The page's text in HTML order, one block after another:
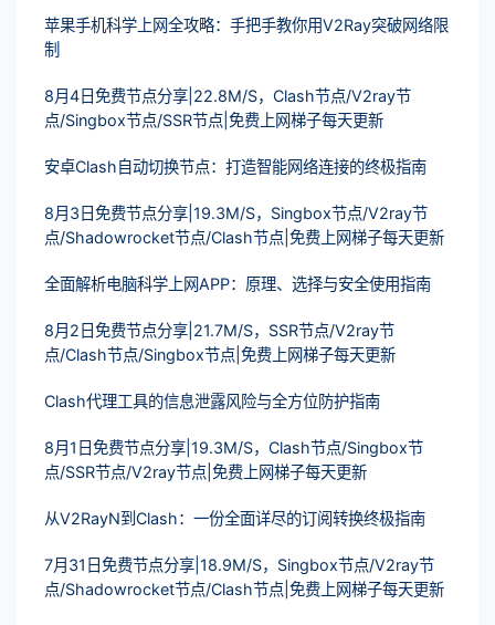
苹果手机科学上网全攻略：手把手教你用V2Ray突破网络限
制
8月4日免费节点分享|22.8M/S，Clash节点/V2ray节
点/Singbox节点/SSR节点|免费上网梯子每天更新
安卓Clash自动切换节点：打造智能网络连接的终极指南
8月3日免费节点分享|19.3M/S，Singbox节点/V2ray节
点/Shadowrocket节点/Clash节点|免费上网梯子每天更新
全面解析电脑科学上网APP：原理、选择与安全使用指南
8月2日免费节点分享|21.7M/S，SSR节点/V2ray节
点/Clash节点/Singbox节点|免费上网梯子每天更新
Clash代理工具的信息泄露风险与全方位防护指南
8月1日免费节点分享|19.3M/S，Clash节点/Singbox节
点/SSR节点/V2ray节点|免费上网梯子每天更新
从V2RayN到Clash：一份全面详尽的订阅转换终极指南
7月31日免费节点分享|18.9M/S，Singbox节点/V2ray节
点/Shadowrocket节点/Clash节点|免费上网梯子每天更新